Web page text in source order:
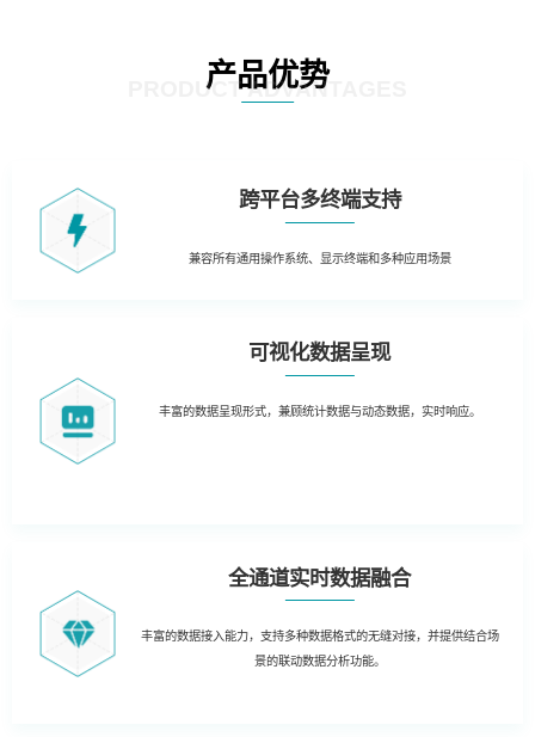
产品优势
PRODUCT ADVANTAGES
跨平台多终端支持
兼容所有通用操作系统、 显示终端和多种应用场景
可视化数据呈现
丰富的数据呈现形式，兼顾统计数据与动态数据，实时响应。
全通道实时数据融合
丰富的数据接入能力，支持多种数据格式的无缝对接，并提供结合场
景的联动数据分析功能。